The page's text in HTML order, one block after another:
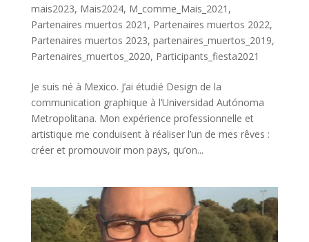
mais2023, Mais2024, M_comme_Mais_2021 ,
Partenaires muertos 2021 , Partenaires muertos 2022,
Partenaires muertos 2023, partenaires_muertos_2019,
Partenaires_muertos_2020, Participants_fiesta2021
Je suis né à Mexico. J’ai étudié Design de la
communication graphique à l’Universidad Autónoma
Metropolitana. Mon expérience professionnelle et
artistique me conduisent à réaliser l’un de mes rêves :
créer et promouvoir mon pays, qu’on...